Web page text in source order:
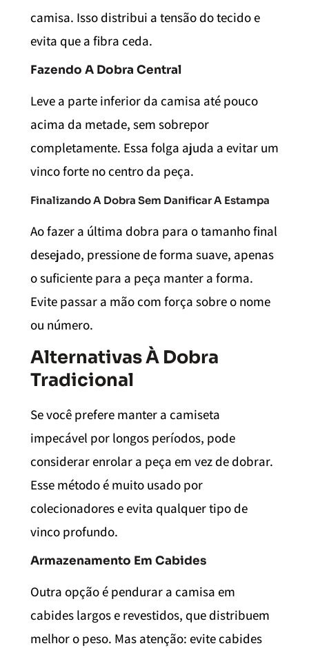
camisa. Isso distribui a tensão do tecido e
evita que a fibra ceda.
Fazendo A Dobra Central
Leve a parte inferior da camisa até pouco
acima da metade, sem sobrepor
completamente. Essa folga ajuda a evitar um
vinco forte no centro da peça.
Finalizando A Dobra Sem Danificar A Estampa
Ao fazer a última dobra para o tamanho final
desejado, pressione de forma suave, apenas
o suficiente para a peça manter a forma.
Evite passar a mão com força sobre o nome
ou número.
Alternativas À Dobra
Tradicional
Se você prefere manter a camiseta
impecável por longos períodos, pode
considerar enrolar a peça em vez de dobrar.
Esse método é muito usado por
colecionadores e evita qualquer tipo de
vinco profundo.
Armazenamento Em Cabides
Outra opção é pendurar a camisa em
cabides largos e revestidos, que distribuem
melhor o peso. Mas atenção: evite cabides